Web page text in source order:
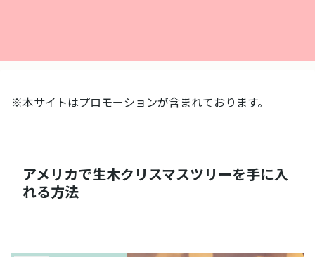
※本サイトはプロモーションが含まれております。
アメリカで生木クリスマスツリーを手に入
れる方法